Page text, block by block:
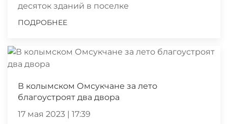
десяток зданий в поселке
ПОДРОБНЕЕ
В колымском Омсукчане за лето
благоустроят два двора
17 мая 2023 | 17:39